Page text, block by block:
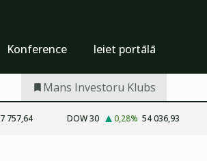
Konference Ieiet portālā
Mans Investoru Klubs
7 757,64 DOW 30 0,28% 54 036,93